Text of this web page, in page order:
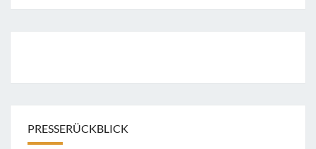
PRESSERÜCKBLICK